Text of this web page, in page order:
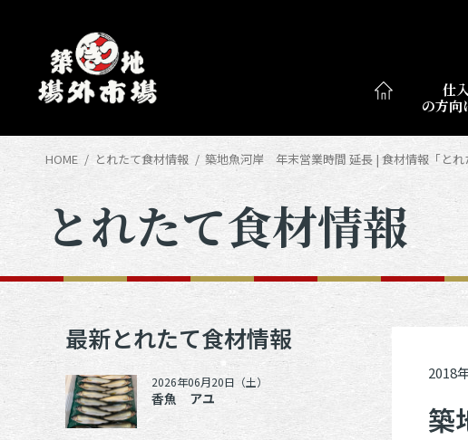
仕
の方向
HOME とれたて食材情報 築地魚河岸 年末営業時間 延長 | 食材情報「とれ
とれたて食材情報
2018
築
最新とれたて食材情報
2026年06月20日（土）
香魚 アユ